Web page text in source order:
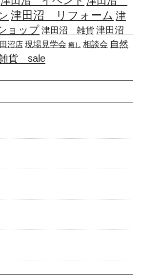
津田沼 リフォーム 津
ョップ津田沼 雑貨津田沼
沼店 現場見学会 癒し 相談会 自然
貨 sale